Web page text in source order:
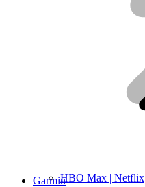
HBO Max | Netflix
Garmin